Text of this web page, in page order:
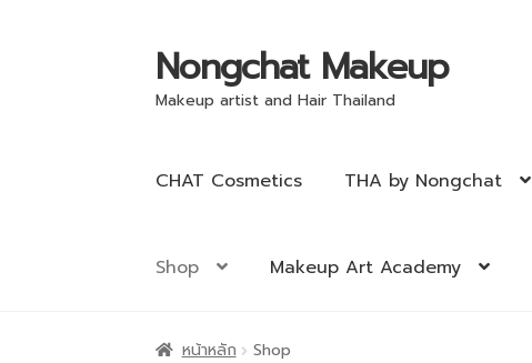
Nongchat Makeup
Makeup artist and Hair Thailand
CHAT Cosmetics THA by Nongchat
Shop Makeup Art Academy
หน้าหลัก Shop